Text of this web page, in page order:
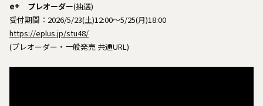
e+ プレオーダー(抽選)
受付期間：2026/5/23(土)12:00～5/25(月)18:00
https://eplus.jp/stu48/
(プレオーダー・一般発売 共通URL)